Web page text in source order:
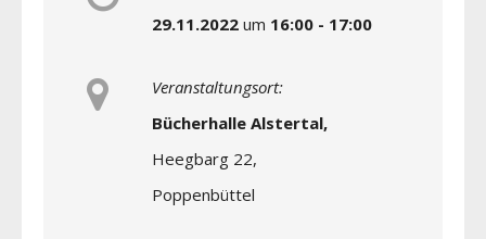
29.11.2022 um 16:00 - 17:00
Veranstaltungsort:
Bücherhalle Alstertal,
Heegbarg 22,
Poppenbüttel